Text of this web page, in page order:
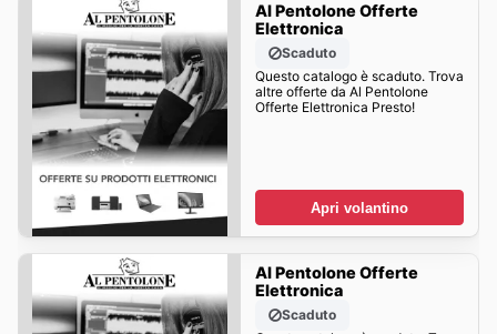
Al Pentolone Offerte
Elettronica
Scaduto
Questo catalogo è scaduto. Trova
altre offerte da Al Pentolone
Offerte Elettronica Presto!
Apri volantino
Al Pentolone Offerte
Elettronica
Scaduto